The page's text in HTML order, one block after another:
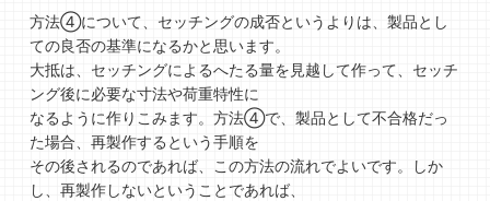
方法④について、セッチングの成否というよりは、製品とし
ての良否の基準になるかと思います。
大抵は、セッチングによるへたる量を見越して作って、セッチ
ング後に必要な寸法や荷重特性に
なるように作りこみます。方法④で、製品として不合格だっ
た場合、再製作するという手順を
その後されるのであれば、この方法の流れでよいです。しか
し、再製作しないということであれば、